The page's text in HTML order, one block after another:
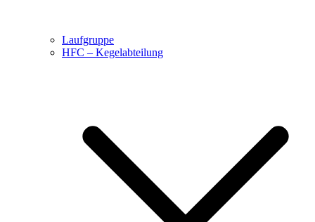
Laufgruppe
HFC – Kegelabteilung